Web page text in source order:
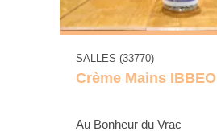
SALLES (33770)
Crème Mains IBBEO
Au Bonheur du Vrac